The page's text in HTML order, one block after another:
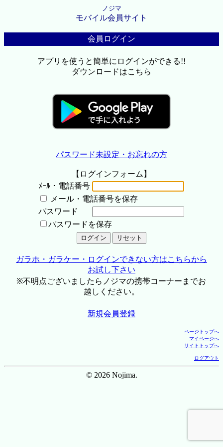
ノジマ
モバイル会員サイト
会員ログイン
アプリを使うと簡単にログインができる!!
ダウンロードはこちら
パスワード未設定・お忘れの方
【ログインフォーム】
ﾒｰﾙ・電話番号
メール・電話番号を保存
パスワード
パスワードを保存
ガラホ・ガラケー・ログインできない方はこちらから
お試し下さい
※不明点ございましたらノジマの携帯コーナーまでお
越しください。
新規会員登録
ページトップへ
マイページへ
サイトトップへ
ログアウト
© 2026 Nojima.